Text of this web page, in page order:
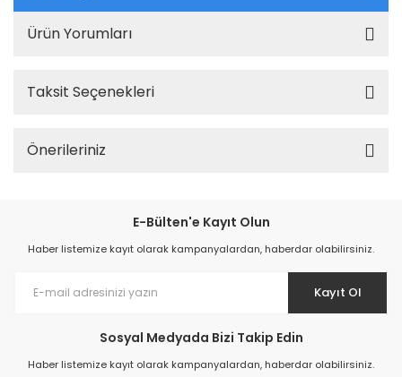
Ürün Yorumları
Taksit Seçenekleri
Önerileriniz
E-Bülten'e Kayıt Olun
Haber listemize kayıt olarak kampanyalardan, haberdar olabilirsiniz.
Kayıt Ol
Sosyal Medyada Bizi Takip Edin
Haber listemize kayıt olarak kampanyalardan, haberdar olabilirsiniz.